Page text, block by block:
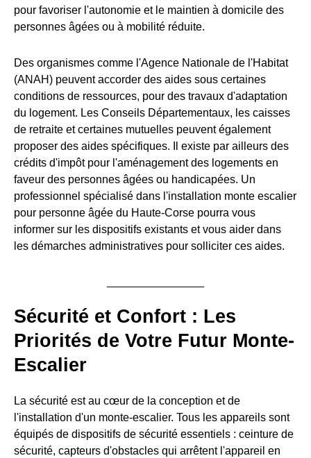
pour favoriser l'autonomie et le maintien à domicile des
personnes âgées ou à mobilité réduite.
Des organismes comme l'Agence Nationale de l'Habitat
(ANAH) peuvent accorder des aides sous certaines
conditions de ressources, pour des travaux d'adaptation
du logement. Les Conseils Départementaux, les caisses
de retraite et certaines mutuelles peuvent également
proposer des aides spécifiques. Il existe par ailleurs des
crédits d'impôt pour l'aménagement des logements en
faveur des personnes âgées ou handicapées. Un
professionnel spécialisé dans l'installation monte escalier
pour personne âgée du Haute-Corse pourra vous
informer sur les dispositifs existants et vous aider dans
les démarches administratives pour solliciter ces aides.
Sécurité et Confort : Les
Priorités de Votre Futur Monte-
Escalier
La sécurité est au cœur de la conception et de
l'installation d'un monte-escalier. Tous les appareils sont
équipés de dispositifs de sécurité essentiels : ceinture de
sécurité, capteurs d'obstacles qui arrêtent l'appareil en